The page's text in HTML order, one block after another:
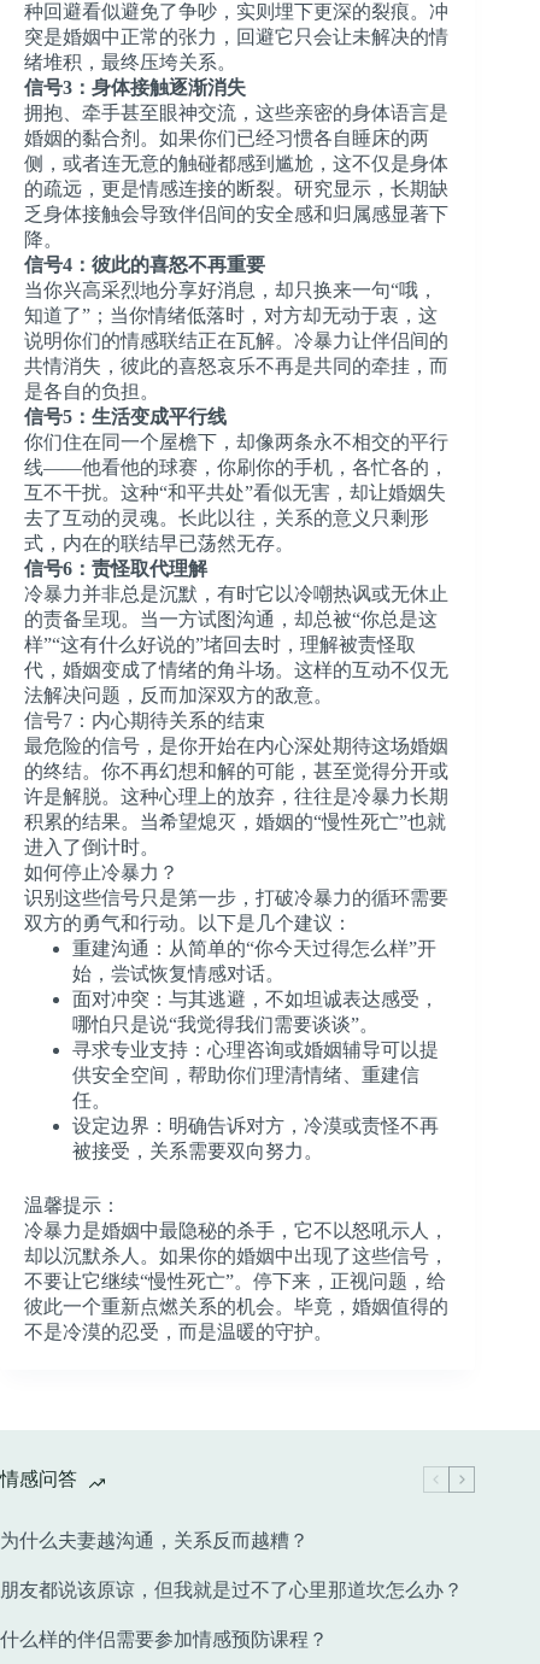
种回避看似避免了争吵，实则埋下更深的裂痕。冲
突是婚姻中正常的张力，回避它只会让未解决的情
绪堆积，最终压垮关系。
信号3：身体接触逐渐消失
拥抱、牵手甚至眼神交流，这些亲密的身体语言是
婚姻的黏合剂。如果你们已经习惯各自睡床的两
侧，或者连无意的触碰都感到尴尬，这不仅是身体
的疏远，更是情感连接的断裂。研究显示，长期缺
乏身体接触会导致伴侣间的安全感和归属感显著下
降。
信号4：彼此的喜怒不再重要
当你兴高采烈地分享好消息，却只换来一句“哦，
知道了”；当你情绪低落时，对方却无动于衷，这
说明你们的情感联结正在瓦解。冷暴力让伴侣间的
共情消失，彼此的喜怒哀乐不再是共同的牵挂，而
是各自的负担。
信号5：生活变成平行线
你们住在同一个屋檐下，却像两条永不相交的平行
线——他看他的球赛，你刷你的手机，各忙各的，
互不干扰。这种“和平共处”看似无害，却让婚姻失
去了互动的灵魂。长此以往，关系的意义只剩形
式，内在的联结早已荡然无存。
信号6：责怪取代理解
冷暴力并非总是沉默，有时它以冷嘲热讽或无休止
的责备呈现。当一方试图沟通，却总被“你总是这
样”“这有什么好说的”堵回去时，理解被责怪取
代，婚姻变成了情绪的角斗场。这样的互动不仅无
法解决问题，反而加深双方的敌意。
信号7：内心期待关系的结束
最危险的信号，是你开始在内心深处期待这场婚姻
的终结。你不再幻想和解的可能，甚至觉得分开或
许是解脱。这种心理上的放弃，往往是冷暴力长期
积累的结果。当希望熄灭，婚姻的“慢性死亡”也就
进入了倒计时。
如何停止冷暴力？
识别这些信号只是第一步，打破冷暴力的循环需要
双方的勇气和行动。以下是几个建议：
重建沟通 ：从简单的“你今天过得怎么样”开
始，尝试恢复情感对话。
面对冲突 ：与其逃避，不如坦诚表达感受，
哪怕只是说“我觉得我们需要谈谈”。
寻求专业支持 ：心理咨询或婚姻辅导可以提
供安全空间，帮助你们理清情绪、重建信
任。
设定边界 ：明确告诉对方，冷漠或责怪不再
被接受，关系需要双向努力。
温馨提示：
冷暴力是婚姻中最隐秘的杀手，它不以怒吼示人，
却以沉默杀人。如果你的婚姻中出现了这些信号，
不要让它继续“慢性死亡”。停下来，正视问题，给
彼此一个重新点燃关系的机会。毕竟，婚姻值得的
不是冷漠的忍受，而是温暖的守护。
情感问答
为什么夫妻越沟通，关系反而越糟？
朋友都说该原谅，但我就是过不了心里那道坎怎么办？
什么样的伴侣需要参加情感预防课程？